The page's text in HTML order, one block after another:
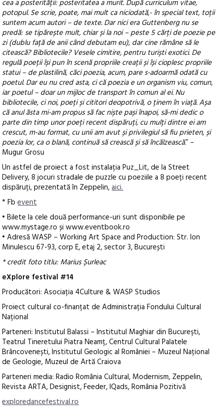
cea a posterității: posteritatea a murit. După curriculum vitae,
potopul. Se scrie, poate, mai mult ca niciodată,- în special text, toții
suntem acum autori – de texte. Dar nici era Guttenberg nu se
predă: se tipărește mult, chiar și la noi – peste 5 cărți de poezie pe
zi (dublu față de anii când debutam eu), dar cine rămâne să le
citească? Bibliotecile? Vesele cimitire, pentru turiști exotici. De
regulă poeții își pun în scenă propriile creații și își cioplesc propriile
statui – de plastilină, căci poezia, acum, pare s-adoarmă odată cu
poetul. Dar eu nu cred asta, ci că poezia e un organism viu, comun,
iar poetul – doar un mijloc de transport în comun al ei. Nu
bibliotecile, ci noi, poeți și cititori deopotrivă, o ținem în viață. Așa
că anul ăsta mi-am propus să fac niște pași înapoi, să-mi dedic o
parte din timp unor poeți recent dispăruți, cu mulți dintre ei am
crescut, m-au format, cu unii am avut și privilegiul să fiu prieten, și
poezia lor, ca o blană, continuă să crească și să încălzească.” –
Mugur Grosu
Un astfel de proiect a fost instalația Puz_Lit, de la Street
Delivery, 8 jocuri stradale de puzzle cu poeziile a 8 poeți recent
dispăruți, prezentată în Zeppelin,aici.
* Fbevent
• Bilete la cele două performance-uri sunt disponibile pe
www.mystage.ro și www.eventbook.ro
• Adresă WASP – Working Art Space and Production: Str. Ion
Minulescu 67-93, corp E, etaj 2, sector 3, București
* credit foto titlu: Marius Șurleac
eXplore festival #14
Producători: Asociația 4Culture & WASP Studios
Proiect cultural co-finanțat de Administrația Fondului Cultural
Național
Parteneri: Institutul Balassi – Institutul Maghiar din Bucureşti,
Teatrul Tineretului Piatra Neamț, Centrul Cultural Palatele
Brâncovenești, Institutul Geologic al României – Muzeul Național
de Geologie, Muzeul de Artă Craiova
Parteneri media: Radio România Cultural, Modernism, Zeppelin,
Revista ARTA, Designist, Feeder, IQads, România Pozitivă
exploredancefestival.ro